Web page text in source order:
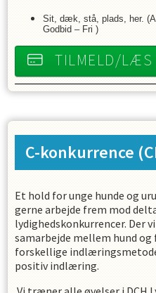
Sit, dæk, stå, plads, her.
Godbid – Fri )
TILMELD/LÆS
C-konkurrence
Et hold for unge hunde og
gerne arbejde frem mod
lydighedskonkurrencer. Der
samarbejde mellem hund
forskellige
positiv indlæring.